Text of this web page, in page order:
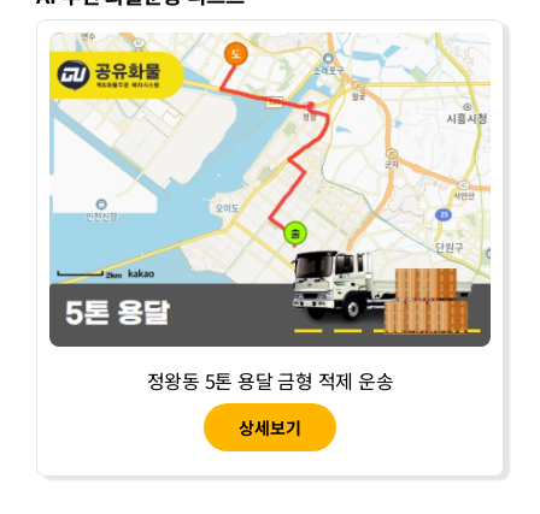
정왕동 5톤 용달 금형 적제 운송
상세보기